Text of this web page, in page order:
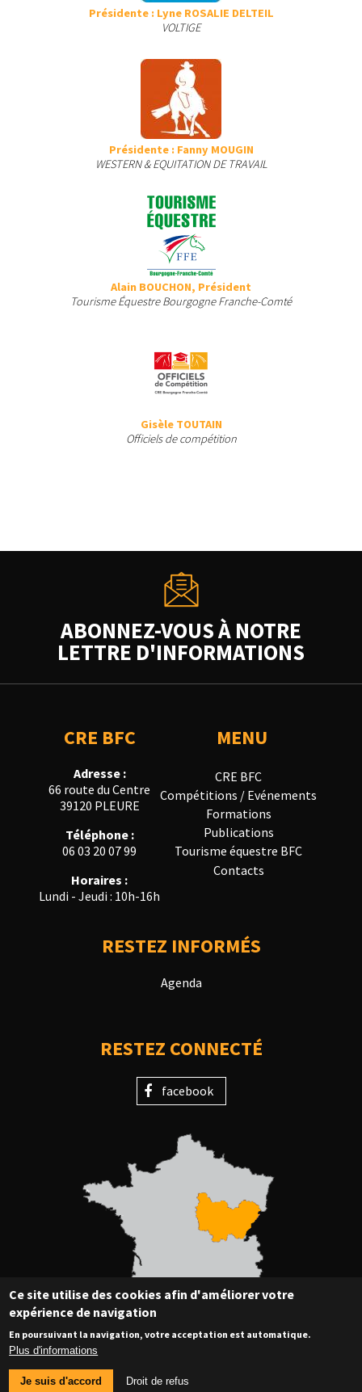
Présidente : Lyne ROSALIE DELTEIL
VOLTIGE
Présidente : Fanny MOUGIN
WESTERN & EQUITATION DE TRAVAIL
Alain BOUCHON, Président
Tourisme Équestre Bourgogne Franche-Comté
Gisèle TOUTAIN
Officiels de compétition
ABONNEZ-VOUS À NOTRE
LETTRE D'INFORMATIONS
CRE BFC
Adresse :
66 route du Centre
39120 PLEURE
Téléphone :
06 03 20 07 99
Horaires :
Lundi - Jeudi : 10h-16h
MENU
CRE BFC
Compétitions / Evénements
Formations
Publications
Tourisme équestre BFC
Contacts
RESTEZ INFORMÉS
Agenda
RESTEZ CONNECTÉ
facebook
MENTIONS LÉGALES
Ce site utilise des cookies afin d'améliorer votre
expérience de navigation
En poursuivant la navigation, votre acceptation est automatique.
Plus d'informations
Je suis d'accord Droit de refus